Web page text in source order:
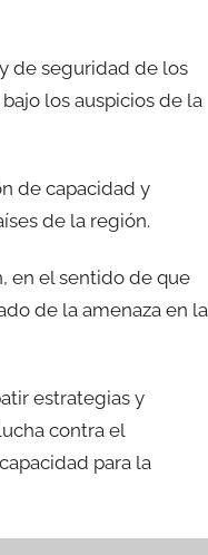
de seguridad de los
los auspicios de la
de capacidad y
de la región.
en el sentido de que
de la amenaza en la
estrategias y
contra el
para la